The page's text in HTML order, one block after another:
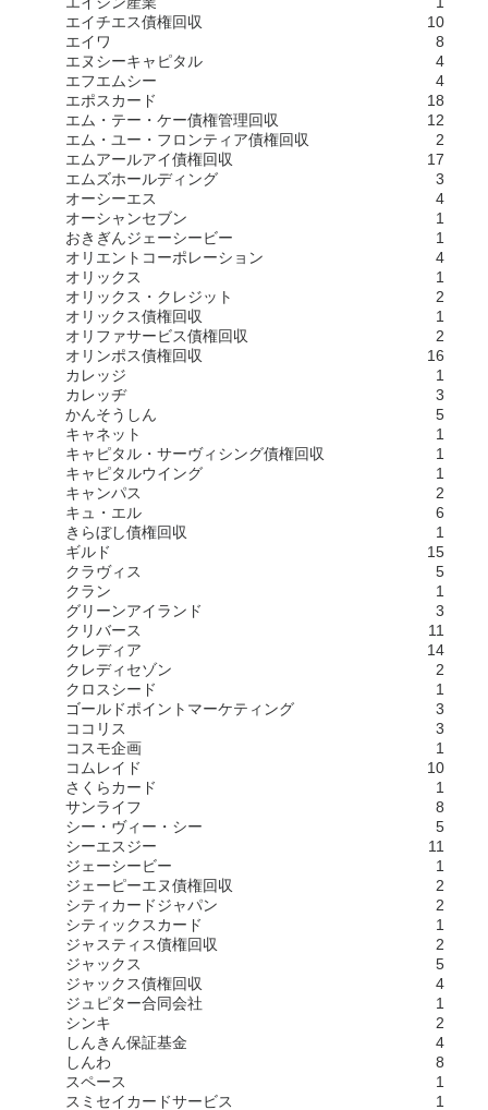
エイチエス債権回収
10
エイワ
8
エヌシーキャピタル
4
エフエムシー
4
エポスカード
18
エム・テー・ケー債権管理回収
12
エム・ユー・フロンティア債権回収
2
エムアールアイ債権回収
17
エムズホールディング
3
オーシーエス
4
オーシャンセブン
1
おきぎんジェーシービー
1
オリエントコーポレーション
4
オリックス
1
オリックス・クレジット
2
オリックス債権回収
1
オリファサービス債権回収
2
オリンポス債権回収
16
カレッジ
1
カレッヂ
3
かんそうしん
5
キャネット
1
キャピタル・サーヴィシング債権回収
1
キャピタルウイング
1
キャンパス
2
キュ・エル
6
きらぼし債権回収
1
ギルド
15
クラヴィス
5
クラン
1
グリーンアイランド
3
クリバース
11
クレディア
14
クレディセゾン
2
クロスシード
1
ゴールドポイントマーケティング
3
ココリス
3
コスモ企画
1
コムレイド
10
さくらカード
1
サンライフ
8
シー・ヴィー・シー
5
シーエスジー
11
ジェーシービー
1
ジェーピーエヌ債権回収
2
シティカードジャパン
2
シティックスカード
1
ジャスティス債権回収
2
ジャックス
5
ジャックス債権回収
4
ジュピター合同会社
1
シンキ
2
しんきん保証基金
4
しんわ
8
スペース
1
スミセイカードサービス
1